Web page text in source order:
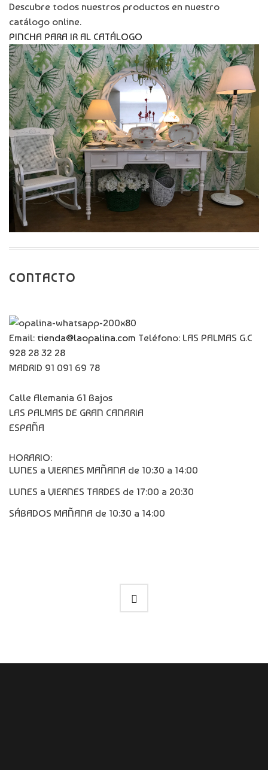
Descubre todos nuestros productos en nuestro
catálogo online.
PINCHA PARA IR AL CATÁLOGO
CONTACTO
Email: tienda@laopalina.com Teléfono: LAS PALMAS G.C
928 28 32 28
MADRID 91 091 69 78
Calle Alemania 61 Bajos
LAS PALMAS DE GRAN CANARIA
ESPAÑA
HORARIO:
LUNES a VIERNES MAÑANA de 10:30 a 14:00
LUNES a VIERNES TARDES de 17:00 a 20:30
SÁBADOS MAÑANA de 10:30 a 14:00